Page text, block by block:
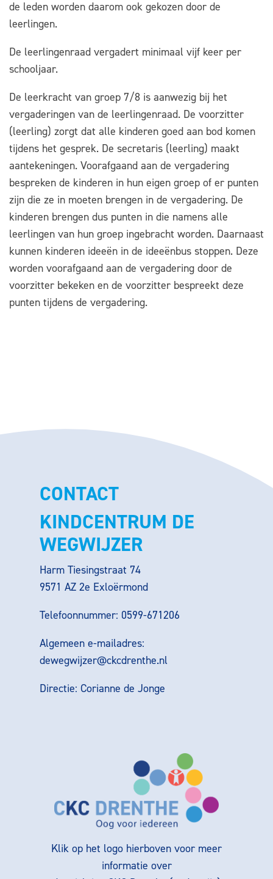
de leden worden daarom ook gekozen door de
leerlingen.
De leerlingenraad vergadert minimaal vijf keer per
schooljaar.
De leerkracht van groep 7/8 is aanwezig bij het
vergaderingen van de leerlingenraad. De voorzitter
(leerling) zorgt dat alle kinderen goed aan bod komen
tijdens het gesprek. De secretaris (leerling) maakt
aantekeningen. Voorafgaand aan de vergadering
bespreken de kinderen in hun eigen groep of er punten
zijn die ze in moeten brengen in de vergadering. De
kinderen brengen dus punten in die namens alle
leerlingen van hun groep ingebracht worden. Daarnaast
kunnen kinderen ideeën in de ideeënbus stoppen. Deze
worden voorafgaand aan de vergadering door de
voorzitter bekeken en de voorzitter bespreekt deze
punten tijdens de vergadering.
CONTACT
KINDCENTRUM DE
WEGWIJZER
Harm Tiesingstraat 74
9571 AZ 2e Exloërmond
Telefoonnummer: 0599-671206
Algemeen e-mailadres:
dewegwijzer@ckcdrenthe.nl
Directie: Corianne de Jonge
Klik op het logo hierboven voor meer
informatie over